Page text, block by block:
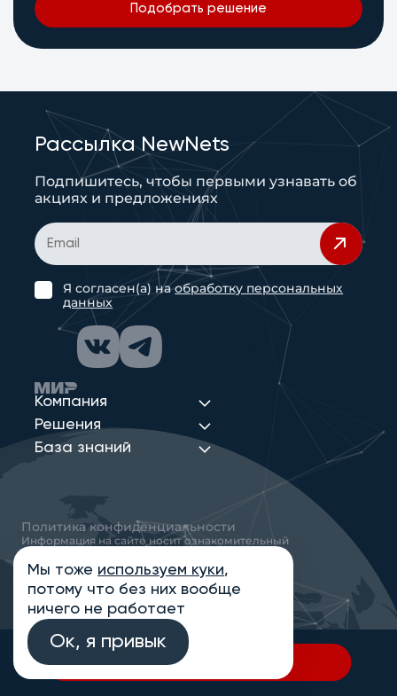
В спецификацию
Подобрать решение
Компания
Решения
База знаний
Рассылка NewNets
Подпишитесь, чтобы первыми узнавать об
акциях и предложениях
Я согласен(а) наобработку персональных
данных
Политика конфиденциальности
Информация на сайте носит ознакомительный
характер и не является публичной офертой,
определяемой положениями статьи 437
Гражданского кодекса РФ
© 2013-2026 Новые Сети Интеграция
Мы тоже используем куки,
потому что без них вообще
ничего не работает
Ок, я привык